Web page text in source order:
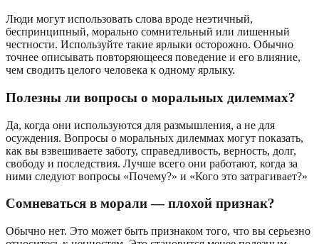
Люди могут использовать слова вроде неэтичный,
беспринципный, морально сомнительный или лишенный
честности. Используйте такие ярлыки осторожно. Обычно
точнее описывать повторяющееся поведение и его влияние,
чем сводить целого человека к одному ярлыку.
Полезны ли вопросы о моральных дилеммах?
Да, когда они используются для размышления, а не для
осуждения. Вопросы о моральных дилеммах могут показать,
как вы взвешиваете заботу, справедливость, верность, долг,
свободу и последствия. Лучше всего они работают, когда за
ними следуют вопросы «Почему?» и «Кого это затрагивает?»
Сомневаться в морали — плохой признак?
Обычно нет. Это может быть признаком того, что вы серьезно